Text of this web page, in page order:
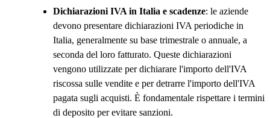
Dichiarazioni IVA in Italia e scadenze: le aziende
devono presentare dichiarazioni IVA periodiche in
Italia, generalmente su base trimestrale o annuale, a
seconda del loro fatturato. Queste dichiarazioni
vengono utilizzate per dichiarare l'importo dell'IVA
riscossa sulle vendite e per detrarre l'importo dell'IVA
pagata sugli acquisti. È fondamentale rispettare i termini
di deposito per evitare sanzioni.